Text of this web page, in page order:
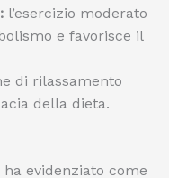
l’esercizio moderato
e favorisce il
di rilassamento
della dieta.
evidenziato come